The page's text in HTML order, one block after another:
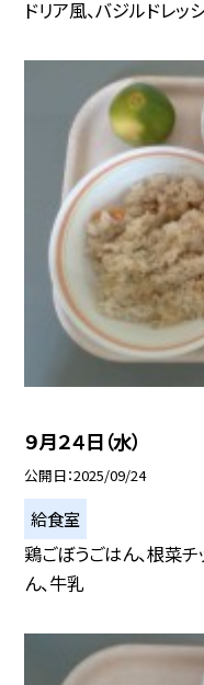
ドリア風、バジルドレッ
９月２４日（水）
公開日 2025/09/24
給食室
鶏ごぼうごはん、根菜
ん、牛乳